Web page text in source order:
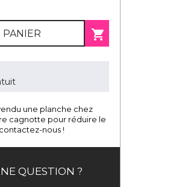

une planche chez
cagnotte pour réduire le
nous !
QUESTION ?